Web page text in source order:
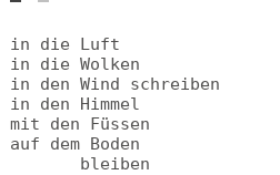
in die Luft
in die Wolken
in den Wind schreiben
in den Himmel
mit den Füssen
auf dem Boden
       bleiben